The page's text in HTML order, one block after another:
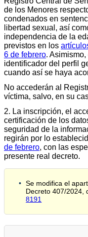
de los Menores
condenados en
libertad sexual, así
independencia de la
previstos en los
6 de febrero.
identificador del perfil
cuando así se haya
No accederán al
víctima, salvo, en su
2. La inscripción, el
certificación de los
seguridad de la
regirán por lo
de febrero, con las
presente real decreto.
Se modifica el
Decreto 407/2024,
8191